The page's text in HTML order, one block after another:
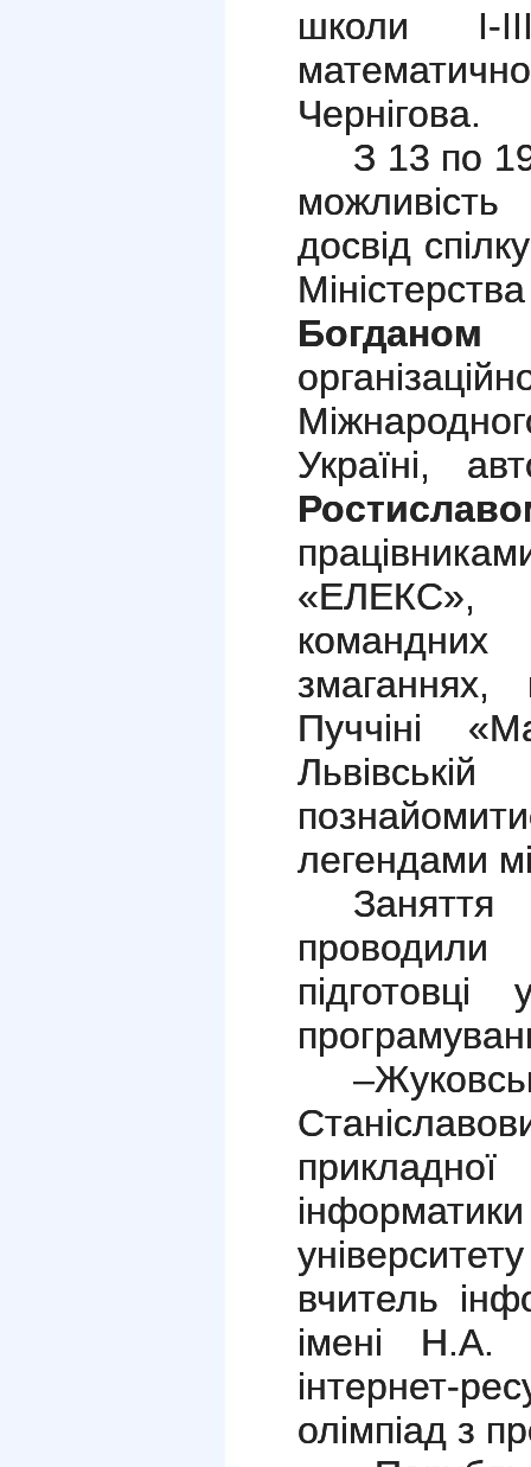
школи І-
Чернігова.
З 13 по
досвід
Богданом
Україні,
змаганнях,
Пуччіні
легендами
проводили
вчитель
імені Н.А.
інтернет-
олімпіад з